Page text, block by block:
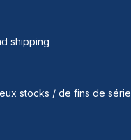
shipping
stocks / de fins de série